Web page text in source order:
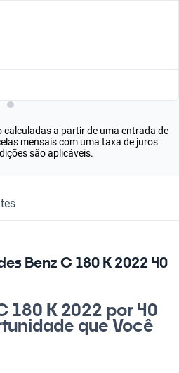
a partir de uma entrada de
mensais com uma taxa de juros
são aplicáveis.
Benz C 180 K 2022 40
180 K 2022 por 40
que Você
de um carro que traga toda a